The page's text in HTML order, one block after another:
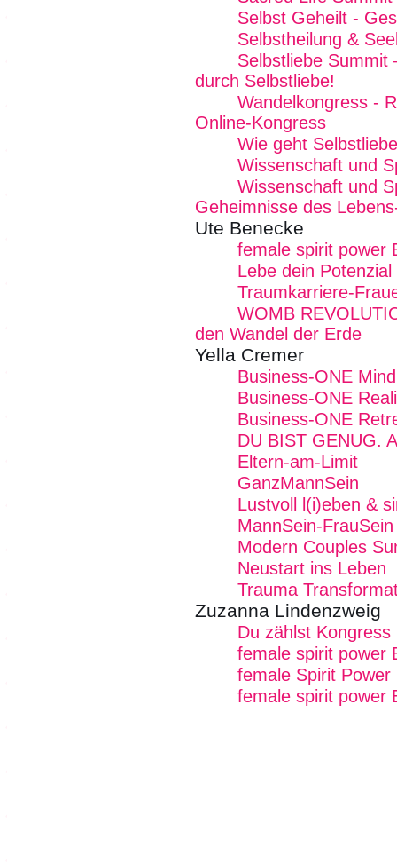
Selbst Geheilt -
Selbstheilung &
Selbstliebe Summit
durch Selbstliebe!
Wandelkongress -
Online-Kongress
Wie geht
Wissenschaft und
Wissenschaft und
Geheimnisse des
Ute Benecke
female spirit power
Lebe dein Potenzial
Traumkarriere-
WOMB
den Wandel der Erde
Yella Cremer
Business-ONE
Business-ONE
Business-ONE
DU BIST GENUG.
Eltern-am-Limit
GanzMannSein
Lustvoll l(i)eben &
MannSein-
Modern Couples
Neustart ins Leben
Trauma
Zuzanna Lindenzweig
Du zählst Kongress
female spirit power
female Spirit
female spirit power